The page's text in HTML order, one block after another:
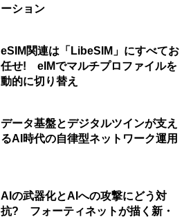
ーション
eSIM関連は「LibeSIM」にすべてお
任せ! eIMでマルチプロファイルを
動的に切り替え
データ基盤とデジタルツインが支え
るAI時代の自律型ネットワーク運用
AIの武器化とAIへの攻撃にどう対
抗? フォーティネットが描く新・